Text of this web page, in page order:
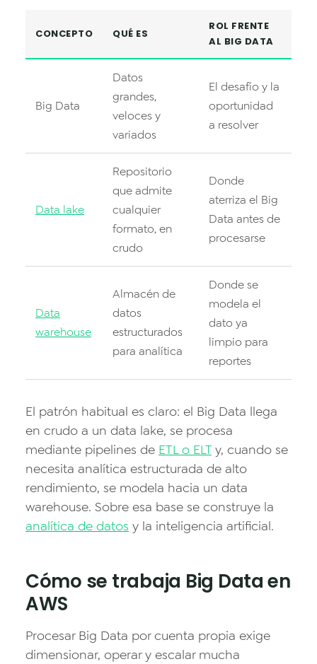
CONCEPTO QUÉ ES
ROL FRENTE
AL BIG DATA
Big Data
Datos
grandes,
veloces y
variados
El desafío y la
oportunidad
a resolver
Data lake
Repositorio
que admite
cualquier
formato, en
crudo
Donde
aterriza el Big
Data antes de
procesarse
Data
warehouse
Almacén de
datos
estructurados
para analítica
Donde se
modela el
dato ya
limpio para
reportes
El patrón habitual es claro: el Big Data llega
en crudo a un data lake, se procesa
mediante pipelines de ETL o ELTy, cuando se
necesita analítica estructurada de alto
rendimiento, se modela hacia un data
warehouse. Sobre esa base se construye la
analítica de datos y la inteligencia artificial.
Cómo se trabaja Big Data en
AWS
Procesar Big Data por cuenta propia exige
dimensionar, operar y escalar mucha